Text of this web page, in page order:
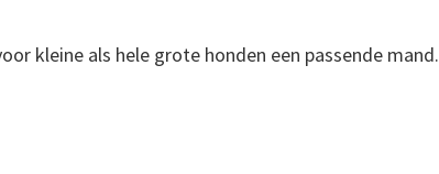
kleine als hele grote honden een passende mand.